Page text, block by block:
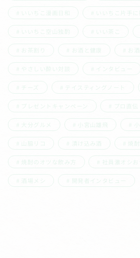
いいちこ漫画日和 いいちこ片手
いいちこ空山独酌 いい茶こ
お茶割り お酒と健康 お
やさしい酔い対談 インタビュー
チーズ テイスティングノート
プレゼントキャンペーン プロ直伝
大分グルメ 小宮山雄飛
山脇リコ 漬け込み酒 焼
焼酎のオツな飲み方 社員激オシ
酒場メシ 開発者インタビュー